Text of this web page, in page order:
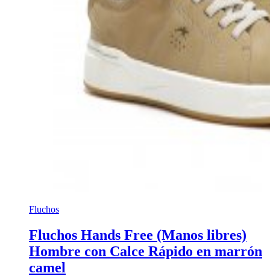
Fluchos
Fluchos Hands Free (Manos libres)
Hombre con Calce Rápido en marrón
camel